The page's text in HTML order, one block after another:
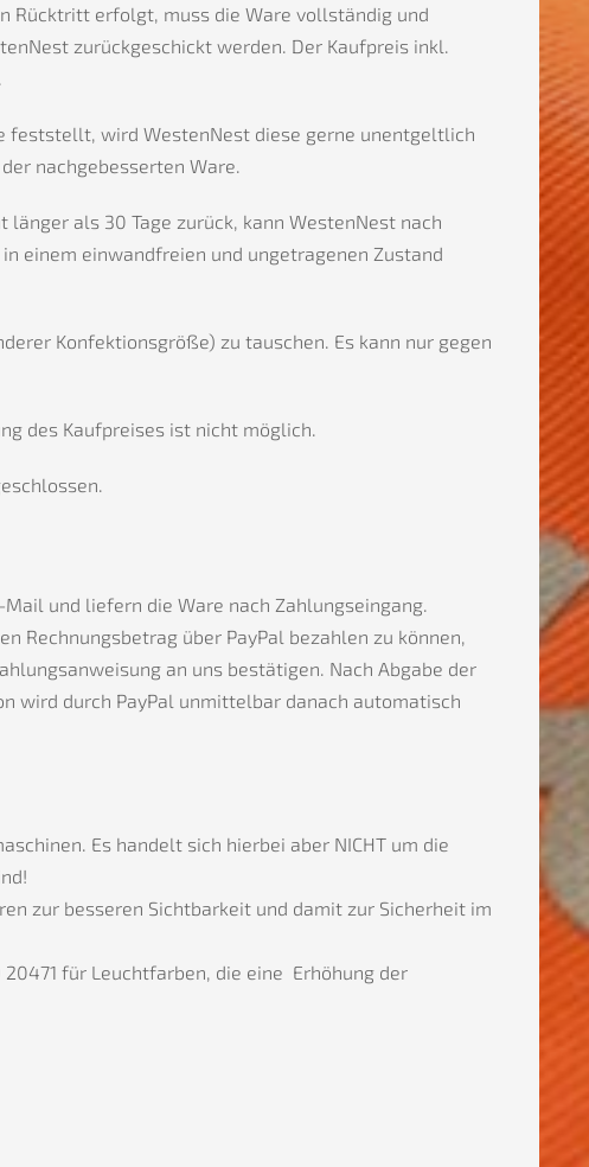
Rücktritt erfolgt, muss die Ware vollständig und
zurückgeschickt werden. Der Kaufpreis inkl.
feststellt, wird WestenNest diese gerne unentgeltlich
nachgebesserten Ware.
als 30 Tage zurück, kann WestenNest nach
einem einwandfreien und ungetragenen Zustand
Konfektionsgröße) zu tauschen. Es kann nur gegen
des Kaufpreises ist nicht möglich.
und liefern die Ware nach Zahlungseingang.
Rechnungsbetrag über PayPal bezahlen zu können,
an uns bestätigen. Nach Abgabe der
wird durch PayPal unmittelbar danach automatisch
Es handelt sich hierbei aber NICHT um die
zur besseren Sichtbarkeit und damit zur Sicherheit im
20471 für Leuchtfarben, die eine Erhöhung der